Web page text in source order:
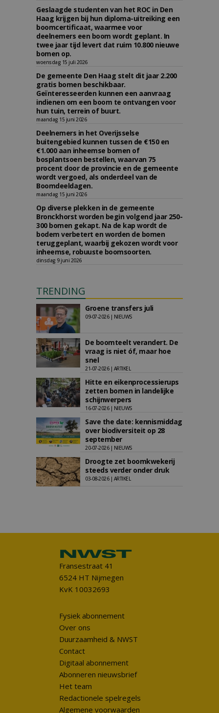
Geslaagde studenten van het ROC in Den
Haag krijgen bij hun diploma-uitreiking een
boomcertificaat, waarmee voor
deelnemers een boom wordt geplant. In
twee jaar tijd levert dat ruim 10.800 nieuwe
bomen op.
woensdag 15 juli 2026
De gemeente Den Haag stelt dit jaar 2.200
gratis bomen beschikbaar.
Geïnteresseerden kunnen een aanvraag
indienen om een boom te ontvangen voor
hun tuin, terrein of buurt.
maandag 15 juni 2026
Deelnemers in het Overijsselse
buitengebied kunnen tussen de €150 en
€1.000 aan inheemse bomen of
bosplantsoen bestellen, waarvan 75
procent door de provincie en de gemeente
wordt vergoed, als onderdeel van de
Boomdeeldagen.
maandag 15 juni 2026
Op diverse plekken in de gemeente
Bronckhorst worden begin volgend jaar 250-
300 bomen gekapt. Na de kap wordt de
bodem verbetert en worden de bomen
teruggeplant, waarbij gekozen wordt voor
inheemse, robuuste boomsoorten.
dinsdag 9 juni 2026
TRENDING
Groene transfers juli
09-07-2026 | NIEUWS
De boomteelt verandert. De
vraag is niet óf, maar hoe
snel
21-07-2026 | ARTIKEL
Hitte en eikenprocessierups
zetten bomen in landelijke
schijnwerpers
16-07-2026 | NIEUWS
Save the date: kennismiddag
over biodiversiteit op 28
september
20-07-2026 | NIEUWS
Droogte zet boomkwekerij
steeds verder onder druk
03-08-2026 | ARTIKEL
Fransestraat 41
6524 HT Nijmegen
KvK 10032693
Fysiek abonnement
Over ons
Duurzaamheid & NWST
Contact
Digitaal abonnement
Abonneren nieuwsbrief
Het team
Redactionele spelregels
Algemene voorwaarden